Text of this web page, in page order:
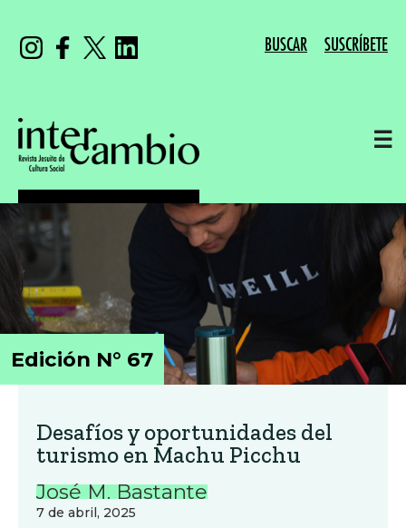
BUSCAR SUSCRÍBETE
☰
Edición N° 67
Desafíos y oportunidades del
turismo en Machu Picchu
José M. Bastante
7 de abril, 2025